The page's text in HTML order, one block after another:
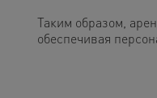
Таким образом,
обеспечивая